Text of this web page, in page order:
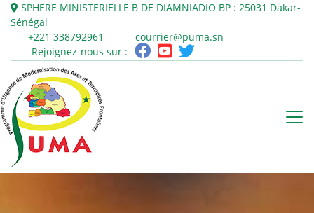
SPHERE MINISTERIELLE B DE DIAMNIADIO BP : 25031 Dakar-
Sénégal
+221 338792961
courrier@puma.sn
Rejoignez-nous sur :